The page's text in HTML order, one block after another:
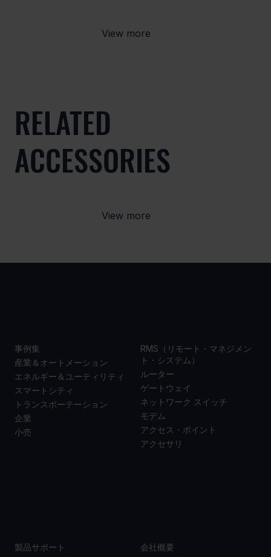
View more
RELATED
ACCESSORIES
View more
事例集
産業＆オートメーション
エネルギー＆ユーティリティ
スマートシティ
トランスポーテーション
企業
小売
RMS（リモート・マネジメン
ト・システム）
ルーター
ゲートウェイ
ネットワーク スイッチ
モデム
アクセス・ポイント
アクセサリ
製品サポート
会社概要